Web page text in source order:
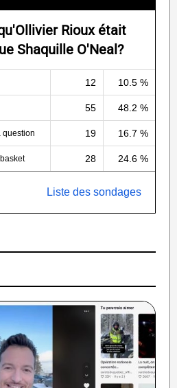
Rioux était
Shaquille O'Neal?
12 10.5 %
55 48.2 %
19 16.7 %
28 24.6 %
Liste des sondages